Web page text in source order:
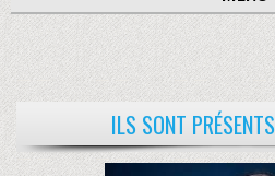
ILS SONT PRÉSENTS